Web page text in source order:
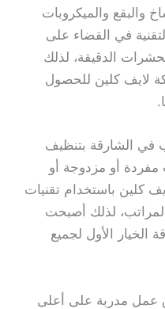
والبقع والميكروبات
في القضاء على
الدقيقة، لذلك
لايف كلين للحصول
في الشارقة بتنظيف
مفردة أو مزدوجة أو
كلين باستخدام تقنيات
لذلك أصبحت
الأول لجميع
عمل مدربة على أعلى